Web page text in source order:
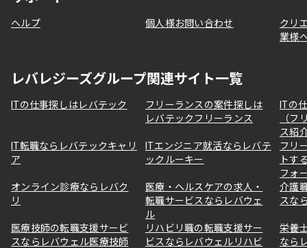
ヘルプ 個人様お問い合わせ
クリ
業様
レバレジーズグループ関連サイト一覧
ITの仕事探しはレバテック
フリーランスの案件探しは
レバテックフリーランス
ITの
（フ
ス紹
IT転職ならレバテックキャリ
ア
ITエンジニア就活ならレバテ
ックルーキー
フリ
トす
フォ
オンライン診療ならレバク
リ
医療・ヘルスケアの求人・
転職サービスならレバウェ
ル
介護
スな
医療技師の転職支援サービ
スならレバウェル医療技師
リハビリ職の転職支援サー
ビスならレバウェルリハビ
栄養
なら